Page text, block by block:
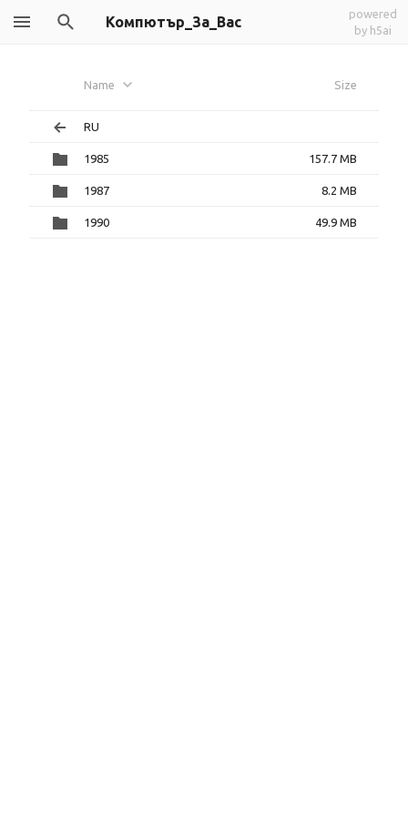
Компютър_За_Вас
powered
by h5ai
Name Size
RU
1985 157.7 MB
1987 8.2 MB
1990 49.9 MB